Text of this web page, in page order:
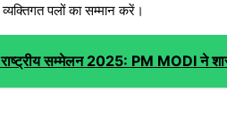
पलों का सम्मान करें।
सम्मेलन 2025: PM MODI ने